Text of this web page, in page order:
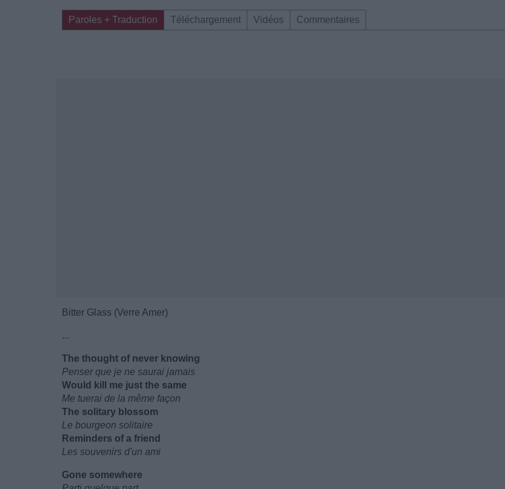
Paroles + Traduction Téléchargement Vidéos Commentaires
Bitter Glass (Verre Amer)
...
The thought of never knowing
Penser que je ne saurai jamais
Would kill me just the same
Me tuerai de la même façon
The solitary blossom
Le bourgeon solitaire
Reminders of a friend
Les souvenirs d'un ami
Gone somewhere